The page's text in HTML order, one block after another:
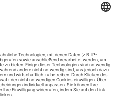
eine Horrorkomödie
Theater, das wird die
die grazile alte Dame in der
Chaplin, und es ist die Crème
die sich auf Senecas
unter freiem Himmel einer
«Thyestes» beizuwohnen,